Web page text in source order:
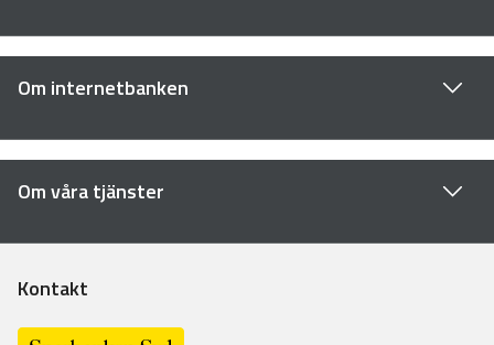
Om internetbanken
Om våra tjänster
Kontakt